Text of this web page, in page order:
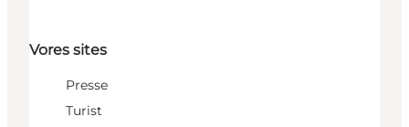
Vores sites
Presse
Turist